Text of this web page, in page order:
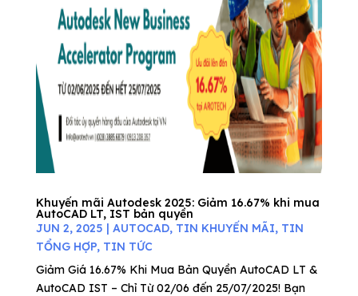
Khuyến mãi Autodesk 2025: Giảm 16.67% khi mua
AutoCAD LT, IST bản quyền
JUN 2, 2025 | AUTOCAD, TIN KHUYẾN MÃI, TIN
TỔNG HỢP, TIN TỨC
Giảm Giá 16.67% Khi Mua Bản Quyền AutoCAD LT &
AutoCAD IST – Chỉ Từ 02/06 đến 25/07/2025! Bạn